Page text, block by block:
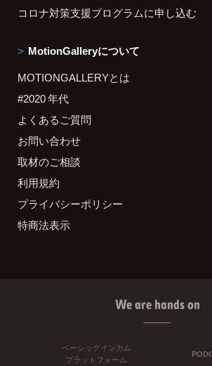
コロナ対策支援プログラムに申し込む
MotionGalleryについて
MOTIONGALLERYとは
#2020 年代
よくあるご質問
お問い合わせ
取材のご相談
利用規約
プライバシーポリシー
特商法表示
We are hands on
ベーシックインカム
プラットフォーム